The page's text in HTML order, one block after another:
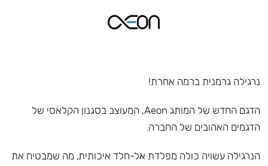
נרגילה גרמנית ברמה אחרת!
הדגם החדש של המותג Aeon, המעוצב בסגנון הקלאסי של
הדגמים האהובים של החברה.
הנרגילה עשויה כולה מפלדת אל-חלד איכותית, מה שמבטיח את